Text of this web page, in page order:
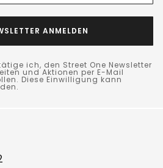
ANMELDEN
ich, den Street One Newsletter
und Aktionen per E-Mail
Diese Einwilligung kann